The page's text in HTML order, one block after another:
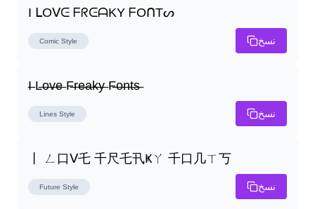
I ᒪOᐯᕮ ᖴᖇᕮᗩKY ᖴOᑎTᔕ
Comic Style نسخ
I̶ L̶o̶v̶e̶ F̶r̶e̶a̶k̶y̶ F̶o̶n̶t̶s̶
Lines Style نسخ
丨 ㄥ口ᐯ乇 千尺乇卂Ҝㄚ 千口几ㄒ丂
Future Style نسخ